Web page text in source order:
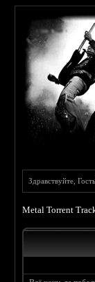
Здравствуйте,
Metal Torrent